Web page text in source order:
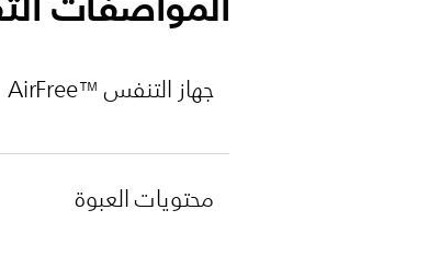
جهاز التنفس AirFree™‎
محتويات العبوة